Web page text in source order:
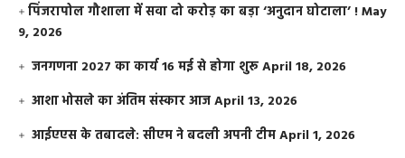
​पिंजरापोल गौशाला में सवा दो करोड़ का बड़ा ‘अनुदान घोटाला’ !May
9, 2026
जनगणना 2027 का कार्य 16 मई से होगा शुरूApril 18, 2026
आशा भोसले का अंतिम संस्कार आजApril 13, 2026
आईएएस के तबादले: सीएम ने बदली अपनी टीमApril 1, 2026